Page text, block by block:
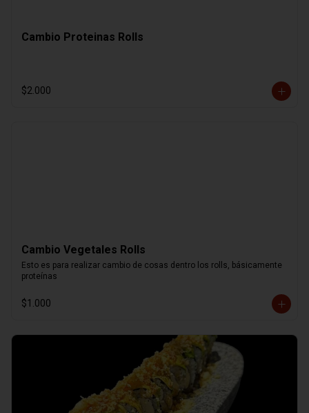
Cambio Proteinas Rolls
$2.000
Cambio Vegetales Rolls
Esto es para realizar cambio de cosas dentro los rolls, básicamente
proteínas
$1.000